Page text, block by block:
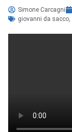
Simone Carcagni
giovanni da sacco